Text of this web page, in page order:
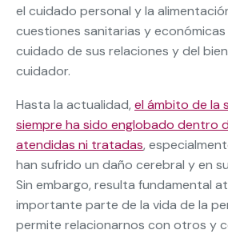
el cuidado personal y la
cuestiones sanitarias y económicas
cuidado de sus relaciones y del
cuidador.
Hasta la actualidad, el ámbito de la
siempre ha sido englobado dentro
atendidas ni tratadas,
han sufrido un daño cerebral y en
Sin embargo, resulta fundamental
importante parte de la vida de la
permite relacionarnos con otros y